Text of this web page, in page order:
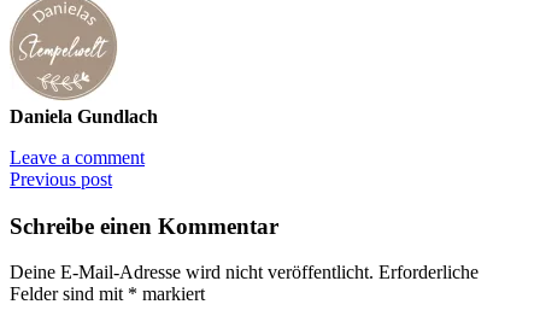
Daniela Gundlach
Leave a comment
Previous post
Schreibe einen Kommentar
Deine E-Mail-Adresse wird nicht veröffentlicht. Erforderliche
Felder sind mit * markiert